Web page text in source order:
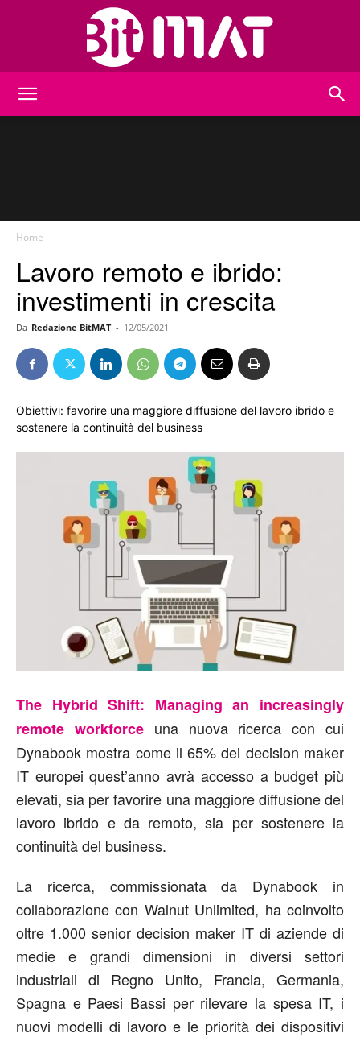
Home
Lavoro remoto e ibrido:
investimenti in crescita
Da Redazione BitMAT - 12/05/2021
Obiettivi: favorire una maggiore diffusione del lavoro ibrido e
sostenere la continuità del business
The Hybrid Shift: Managing an increasingly
remote workforceuna nuova ricerca con cui
Dynabook mostra come il 65% dei decision maker
IT europei quest’anno avrà accesso a budget più
elevati, sia per favorire una maggiore diffusione del
lavoro ibrido e da remoto, sia per sostenere la
continuità del business.
La ricerca, commissionata da Dynabook in
collaborazione con Walnut Unlimited, ha coinvolto
oltre 1.000 senior decision maker IT di aziende di
medie e grandi dimensioni in diversi settori
industriali di Regno Unito, Francia, Germania,
Spagna e Paesi Bassi per rilevare la spesa IT, i
nuovi modelli di lavoro e le priorità dei dispositivi